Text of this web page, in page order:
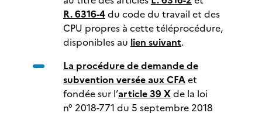
R. 6316-4 du code du travail et des
CPU propres à cette téléprocédure,
disponibles au lien suivant.
La procédure de demande de
subvention versée aux CFAet
fondée sur l’article 39 Xde la loi
n° 2018-771 du 5 septembre 2018